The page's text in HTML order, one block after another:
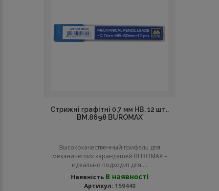
Стрижні графітні 0,7 мм НВ, 12 шт.,
BM.8698 BUROMAX
Высококачественный грифель для
механических карандашей BUROMAX –
идеально подходит для ...
Наявність В наявності
Артикул: 159440